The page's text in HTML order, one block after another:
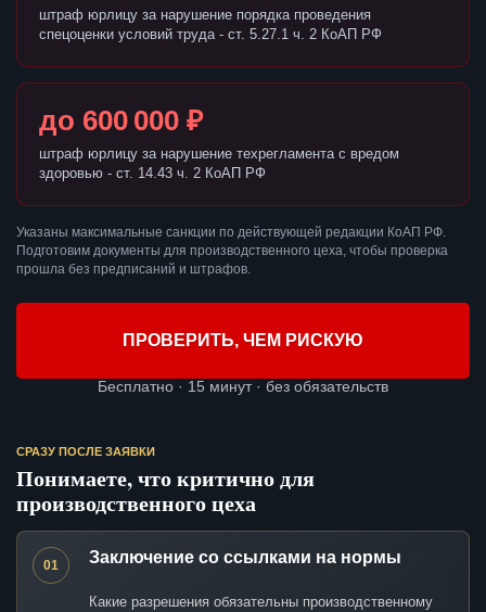
штраф юрлицу за нарушение порядка проведения
спецоценки условий труда - ст. 5.27.1 ч. 2 КоАП РФ
до 600 000 ₽
штраф юрлицу за нарушение техрегламента с вредом
здоровью - ст. 14.43 ч. 2 КоАП РФ
Указаны максимальные санкции по действующей редакции КоАП РФ.
Подготовим документы для производственного цеха, чтобы проверка
прошла без предписаний и штрафов.
ПРОВЕРИТЬ, ЧЕМ РИСКУЮ
Бесплатно · 15 минут · без обязательств
СРАЗУ ПОСЛЕ ЗАЯВКИ
Понимаете, что критично для
производственного цеха
01 Заключение со ссылками на нормы
Какие разрешения обязательны производственному